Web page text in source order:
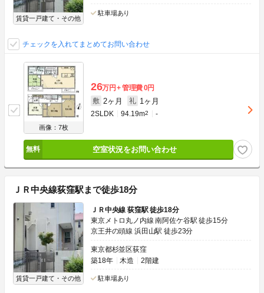
賃貸一戸建て・その他
駐車場あり
チェックを入れてまとめてお問い合わせ
画像：7枚
26万円 管理費0円
敷 2ヶ月 礼 1ヶ月
2SLDK 94.19m2 -
空室状況をお問い合わせ
ＪＲ中央線荻窪駅まで徒歩18分
賃貸一戸建て・その他
ＪＲ中央線 荻窪駅 徒歩18分
東京メトロ丸ノ内線 南阿佐ケ谷駅 徒歩15分
京王井の頭線 浜田山駅 徒歩23分
東京都杉並区荻窪
築18年
木造 2階建
駐車場あり